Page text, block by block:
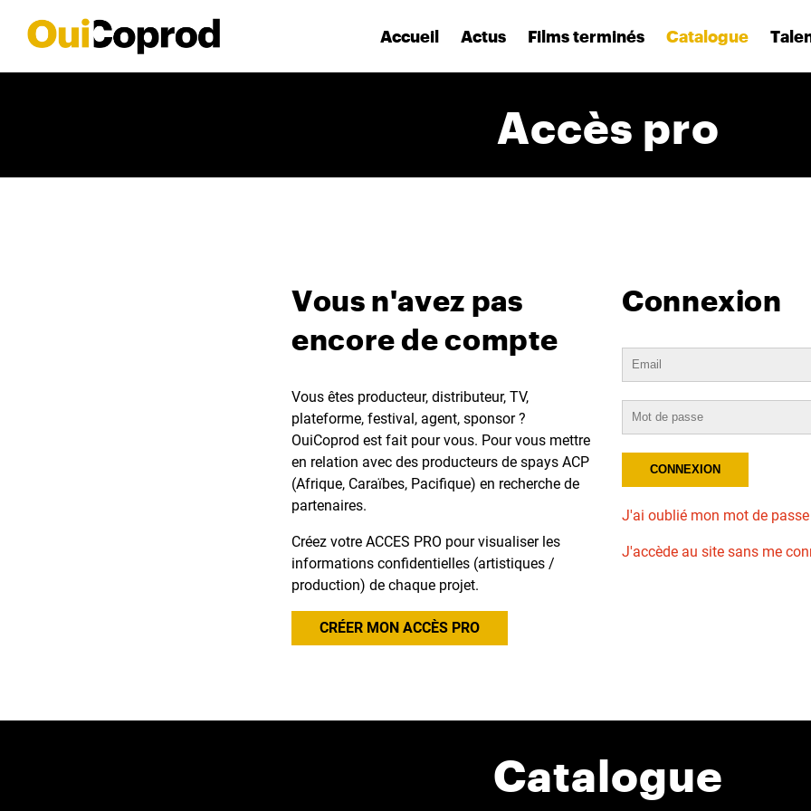
Accueil Actus Films terminés Catalogue
Accès pro
Vous n'avez pas
encore de compte
Vous êtes producteur, distributeur, TV,
plateforme, festival, agent, sponsor ?
OuiCoprod est fait pour vous. Pour vous mettre
en relation avec des producteurs de spays ACP
(Afrique, Caraïbes, Pacifique) en recherche de
partenaires.
Créez votre ACCES PRO pour visualiser les
informations confidentielles (artistiques /
production) de chaque projet.
CRÉER MON ACCÈS PRO
Connexion
J'ai oublié mon mot de passe
J'accède au site sans me
Catalogue